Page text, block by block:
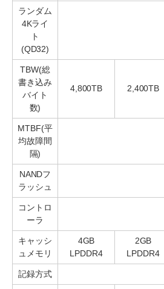
ランダム
4Kライ
ト
(QD32)
TBW(総
書き込み
バイト
数)
4,800TB 2,400TB
MTBF(平
均故障間
隔)
NANDフ
ラッシュ
コントロ
ーラ
キャッシ
ュメモリ
4GB
LPDDR4
2GB
LPDDR4
記録方式